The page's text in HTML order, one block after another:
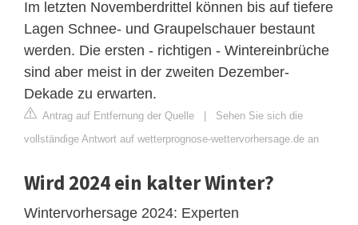
Im letzten Novemberdrittel können bis auf tiefere
Lagen Schnee- und Graupelschauer bestaunt
werden. Die ersten - richtigen - Wintereinbrüche
sind aber meist in der zweiten Dezember-
Dekade zu erwarten.
Antrag auf Entfernung der Quelle | Sehen Sie sich die
vollständige Antwort auf wetterprognose-wettervorhersage.de an
Wird 2024 ein kalter Winter?
Wintervorhersage 2024: Experten